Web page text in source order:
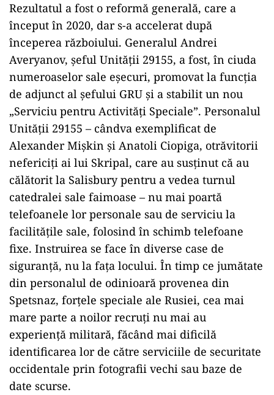
Rezultatul a fost o reformă generală, care a
început în 2020, dar s-a accelerat după
începerea războiului. Generalul Andrei
Averyanov, șeful Unității 29155, a fost, în ciuda
numeroaselor sale eșecuri, promovat la funcția
de adjunct al șefului GRU și a stabilit un nou
„Serviciu pentru Activități Speciale”. Personalul
Unității 29155 – cândva exemplificat de
Alexander Mișkin și Anatoli Ciopiga, otrăvitorii
nefericiți ai lui Skripal, care au susținut că au
călătorit la Salisbury pentru a vedea turnul
catedralei sale faimoase – nu mai poartă
telefoanele lor personale sau de serviciu la
facilitățile sale, folosind în schimb telefoane
fixe. Instruirea se face în diverse case de
siguranță, nu la fața locului. În timp ce jumătate
din personalul de odinioară provenea din
Spetsnaz, forțele speciale ale Rusiei, cea mai
mare parte a noilor recruți nu mai au
experiență militară, făcând mai dificilă
identificarea lor de către serviciile de securitate
occidentale prin fotografii vechi sau baze de
date scurse.